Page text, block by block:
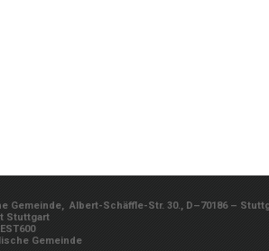
Gemeinde, Albert-Schäffle-Str. 30., D–70186 –
Stuttgart
Gemeinde